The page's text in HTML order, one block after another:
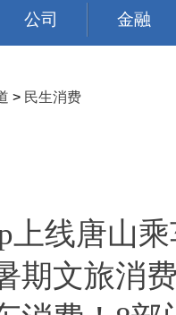
公司 金融
> 民生消费
上线唐山
期文旅消